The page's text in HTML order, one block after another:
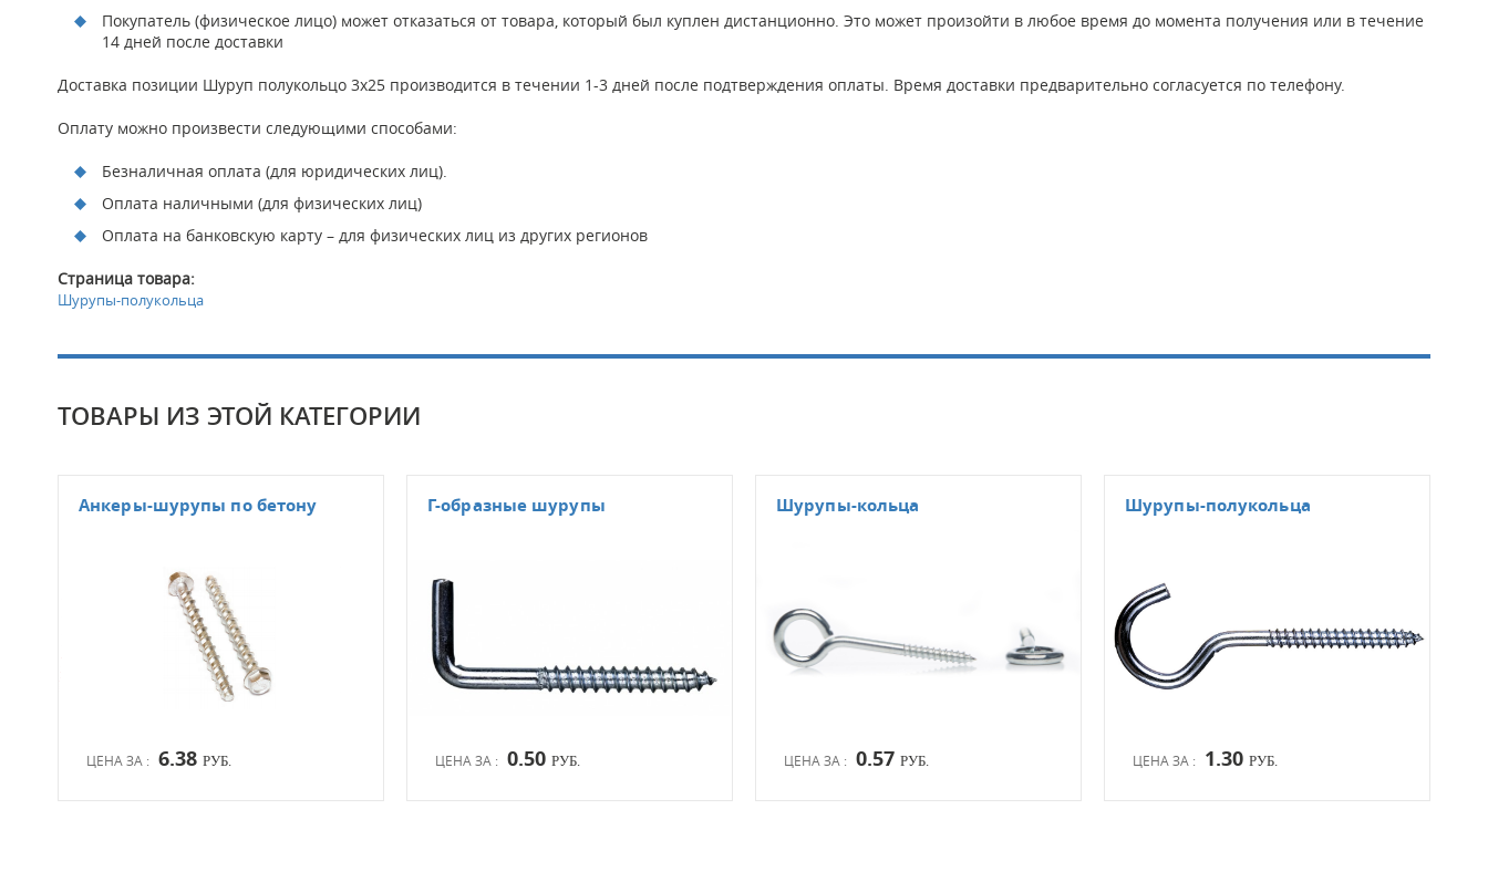
Покупатель (физическое лицо) может отказаться от товара, который был куплен дистанционно. Это может произойти в любое время до момента получения или в течение
14 дней после доставки
Доставка позиции Шуруп полукольцо 3х25 производится в течении 1-3 дней после подтверждения оплаты. Время доставки предварительно согласуется по телефону.
Оплату можно произвести следующими способами:
Безналичная оплата (для юридических лиц).
Оплата наличными (для физических лиц)
Оплата на банковскую карту – для физических лиц из других регионов
Страница товара:
Шурупы-полукольца
ТОВАРЫ ИЗ ЭТОЙ КАТЕГОРИИ
ЦЕНА ЗА : 6.38 РУБ.
Анкеры-шурупы по бетону
ЦЕНА ЗА : 0.50 РУБ.
Г-образные шурупы
ЦЕНА ЗА : 0.57 РУБ.
Шурупы-кольца
ЦЕНА ЗА : 1.30 РУБ.
Шурупы-полукольца